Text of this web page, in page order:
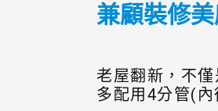
兼顧裝修
老屋翻新，不
多配用4分管(